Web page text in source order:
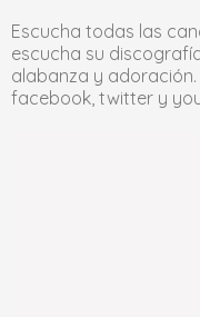
Escucha todas las
escucha su
alabanza y
facebook, twitter y